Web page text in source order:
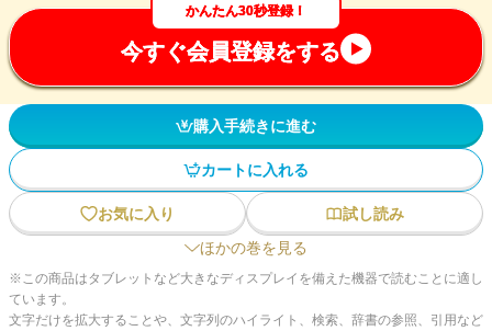
かんたん30秒登録！
今すぐ会員登録をする
購入手続きに進む
カートに入れる
お気に入り
試し読み
ほかの巻を見る
※この商品はタブレットなど大きなディスプレイを備えた機器で読むことに適し
ています。
文字だけを拡大することや、文字列のハイライト、検索、辞書の参照、引用など